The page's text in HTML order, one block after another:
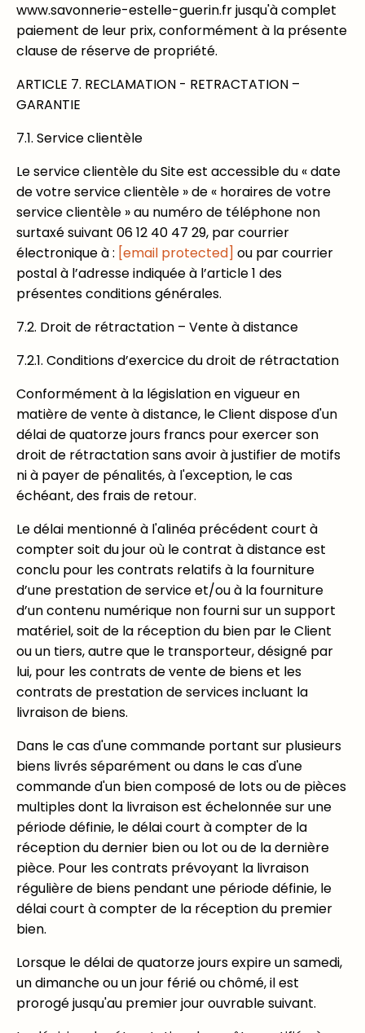
www.savonnerie-estelle-guerin.fr jusqu'à complet
paiement de leur prix, conformément à la présente
clause de réserve de propriété.
ARTICLE 7. RECLAMATION - RETRACTATION –
GARANTIE
7.1. Service clientèle
Le service clientèle du Site est accessible du « date
de votre service clientèle » de « horaires de votre
service clientèle » au numéro de téléphone non
surtaxé suivant 06 12 40 47 29, par courrier
électronique à : [email protected] ou par courrier
postal à l’adresse indiquée à l’article 1 des
présentes conditions générales.
7.2. Droit de rétractation – Vente à distance
7.2.1. Conditions d’exercice du droit de rétractation
Conformément à la législation en vigueur en
matière de vente à distance, le Client dispose d'un
délai de quatorze jours francs pour exercer son
droit de rétractation sans avoir à justifier de motifs
ni à payer de pénalités, à l'exception, le cas
échéant, des frais de retour.
Le délai mentionné à l'alinéa précédent court à
compter soit du jour où le contrat à distance est
conclu pour les contrats relatifs à la fourniture
d’une prestation de service et/ou à la fourniture
d’un contenu numérique non fourni sur un support
matériel, soit de la réception du bien par le Client
ou un tiers, autre que le transporteur, désigné par
lui, pour les contrats de vente de biens et les
contrats de prestation de services incluant la
livraison de biens.
Dans le cas d'une commande portant sur plusieurs
biens livrés séparément ou dans le cas d'une
commande d'un bien composé de lots ou de pièces
multiples dont la livraison est échelonnée sur une
période définie, le délai court à compter de la
réception du dernier bien ou lot ou de la dernière
pièce. Pour les contrats prévoyant la livraison
régulière de biens pendant une période définie, le
délai court à compter de la réception du premier
bien.
Lorsque le délai de quatorze jours expire un samedi,
un dimanche ou un jour férié ou chômé, il est
prorogé jusqu'au premier jour ouvrable suivant.